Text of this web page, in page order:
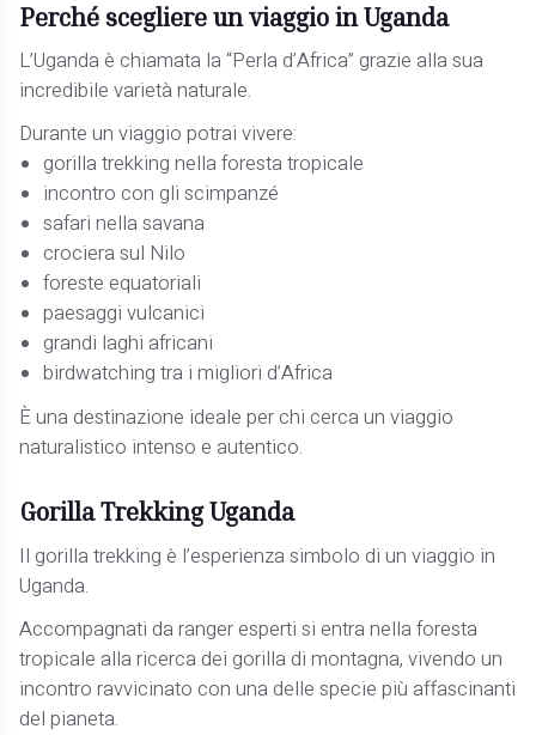
Perché scegliere un viaggio in Uganda
L’Uganda è chiamata la “Perla d’Africa” grazie alla sua
incredibile varietà naturale.
Durante un viaggio potrai vivere:
gorilla trekking nella foresta tropicale
incontro con gli scimpanzé
safari nella savana
crociera sul Nilo
foreste equatoriali
paesaggi vulcanici
grandi laghi africani
birdwatching tra i migliori d’Africa
È una destinazione ideale per chi cerca un viaggio
naturalistico intenso e autentico.
Gorilla Trekking Uganda
Il gorilla trekking è l’esperienza simbolo di un viaggio in
Uganda.
Accompagnati da ranger esperti si entra nella foresta
tropicale alla ricerca dei gorilla di montagna, vivendo un
incontro ravvicinato con una delle specie più affascinanti
del pianeta.